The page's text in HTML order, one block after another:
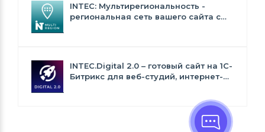
INTEC: Мультирегиональность -
региональная сеть вашего сайта с
INTEC.Digital 2.0 – готовый сайт на 1C-
Битрикс для веб-студий, интернет-